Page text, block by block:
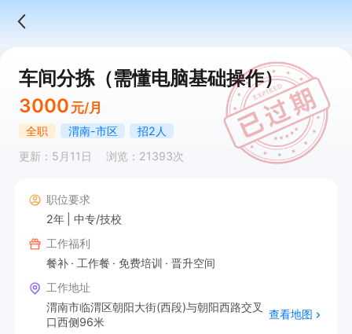
车间分拣（需懂电脑基础操作）
3000 元/月
全职 渭南-市区
招2人
更新：5月11日
浏览：21393次
职位要求
2年
中专/技校
工作福利
餐补
工作餐 免费培训
晋升空间
工作地址
渭南市临渭区朝阳大街(西段)与朝阳西路交叉
口西侧96米
查看地图